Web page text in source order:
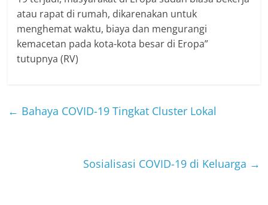
atau rapat di rumah, dikarenakan untuk
menghemat waktu, biaya dan mengurangi
kemacetan pada kota-kota besar di Eropa”
tutupnya (RV)
← Bahaya COVID-19 Tingkat Cluster Lokal
Sosialisasi COVID-19 di Keluarga →